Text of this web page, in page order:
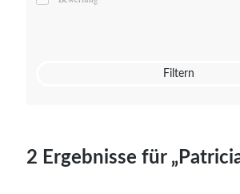
Mato von Vogelstein
Filtern
2 Ergebnisse für